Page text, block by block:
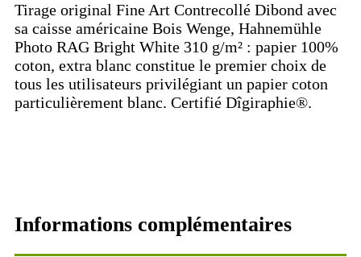
Tirage original Fine Art Contrecollé Dibond avec
sa caisse américaine Bois Wenge, Hahnemühle
Photo RAG Bright White 310 g/m² : papier 100%
coton, extra blanc constitue le premier choix de
tous les utilisateurs privilégiant un papier coton
particulièrement blanc. Certifié Dîgiraphie®.
Informations complémentaires